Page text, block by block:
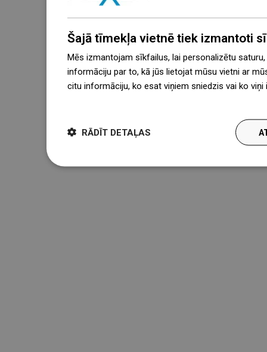
Šajā tīmekļa vietnē tiek izmantoti
Mēs izmantojam sīkfailus, lai personalizētu
informāciju par to, kā jūs lietojat mūsu vietni ar
citu informāciju, ko esat viņiem sniedzis vai ko
RĀDĪT DETAĻAS